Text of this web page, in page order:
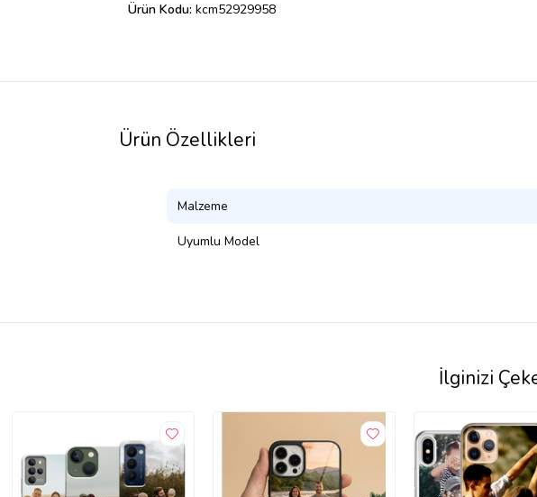
Ürün Kodu: kcm52929958
Ürün Özellikleri
Malzeme
Uyumlu Model
İlginizi